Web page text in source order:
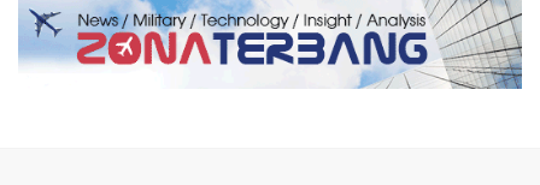
Dua Pesawat Nyaris Tabrakan di Haneda
Trump Batasi Hak Kewarganegaraan Lewat Kelahiran dan Larang “Wisata Bersalin”
Sjafrie Sjamsoeddin: Jangan Sakiti Hati Rakyat